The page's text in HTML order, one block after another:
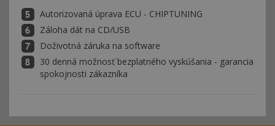
Autorizovaná úprava ECU - CHIPTUNING
Záloha dát na CD/USB
Doživotná záruka na software
30 denná možnosť bezplatného vyskúšania - garancia
spokojnosti zákazníka